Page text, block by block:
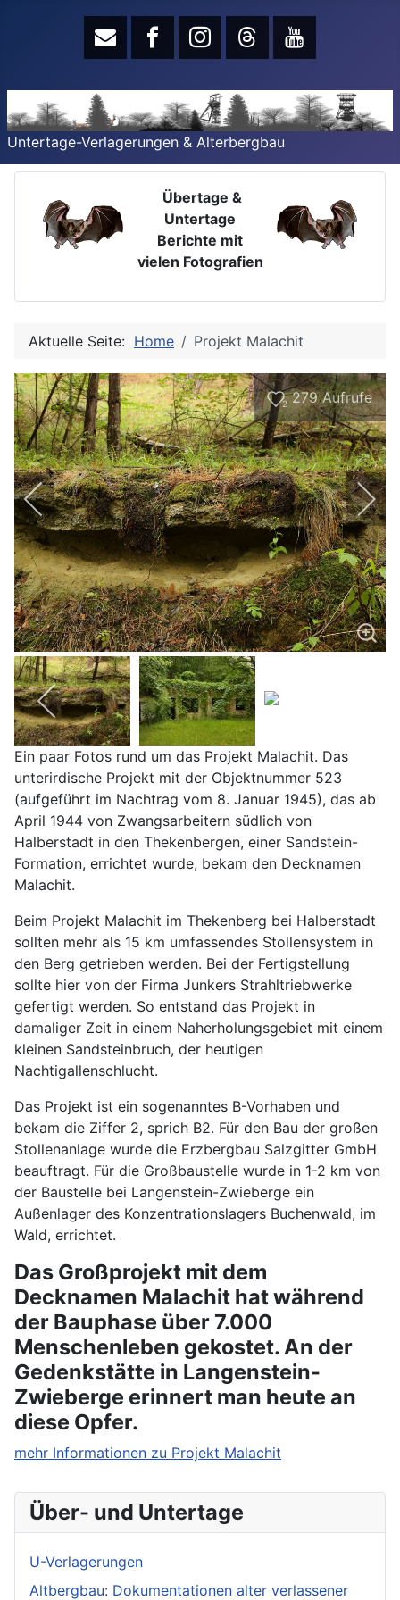
Untertage-Verlagerungen & Alterbergbau
Übertage &
Untertage
Berichte mit
vielen Fotografien
Aktuelle Seite: Home Projekt Malachit
2 279Aufrufe
Ein paar Fotos rund um das Projekt Malachit. Das
unterirdische Projekt mit der Objektnummer 523
(aufgeführt im Nachtrag vom 8. Januar 1945), das ab
April 1944 von Zwangsarbeitern südlich von
Halberstadt in den Thekenbergen, einer Sandstein-
Formation, errichtet wurde, bekam den Decknamen
Malachit.
Beim Projekt Malachit im Thekenberg bei Halberstadt
sollten mehr als 15 km umfassendes Stollensystem in
den Berg getrieben werden. Bei der Fertigstellung
sollte hier von der Firma Junkers Strahltriebwerke
gefertigt werden. So entstand das Projekt in
damaliger Zeit in einem Naherholungsgebiet mit einem
kleinen Sandsteinbruch, der heutigen
Nachtigallenschlucht.
Das Projekt ist ein sogenanntes B-Vorhaben und
bekam die Ziffer 2, sprich B2. Für den Bau der großen
Stollenanlage wurde die Erzbergbau Salzgitter GmbH
beauftragt. Für die Großbaustelle wurde in 1-2 km von
der Baustelle bei Langenstein-Zwieberge ein
Außenlager des Konzentrationslagers Buchenwald, im
Wald, errichtet.
Das Großprojekt mit dem
Decknamen Malachit hat während
der Bauphase über 7.000
Menschenleben gekostet. An der
Gedenkstätte in Langenstein-
Zwieberge erinnert man heute an
diese Opfer.
mehr Informationen zu Projekt Malachit
Über- und Untertage
U-Verlagerungen
Altbergbau: Dokumentationen alter verlassener